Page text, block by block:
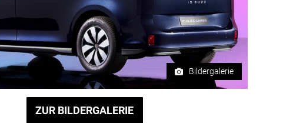
Bildergalerie
ZUR BILDERGALERIE